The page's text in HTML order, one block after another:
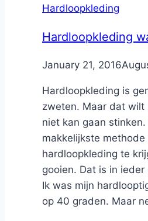
Hardloopkleding
Hardloopkleding
ByNicole
January 21, 2016
Hardloopkleding is
zweten. Maar dat
niet kan gaan
makkelijkste
hardloopkleding te
gooien. Dat is in
Ik was mijn
op 40 graden. Maar